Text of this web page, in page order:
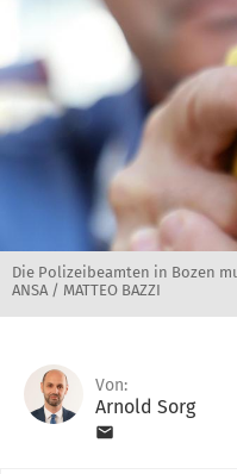
Die Polizeibeamten in Bozen
ANSA / MATTEO BAZZI
Von:
Arnold Sorg